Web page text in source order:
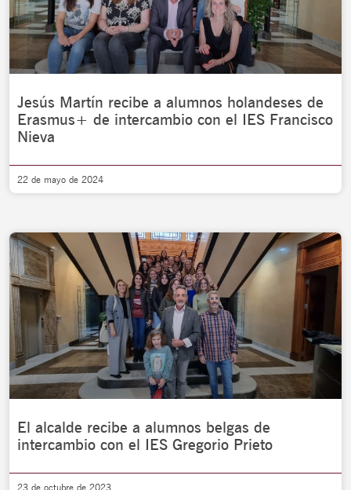
Jesús Martín recibe a alumnos holandeses de
Erasmus+ de intercambio con el IES Francisco
Nieva
22 de mayo de 2024
El alcalde recibe a alumnos belgas de
intercambio con el IES Gregorio Prieto
23 de octubre de 2023